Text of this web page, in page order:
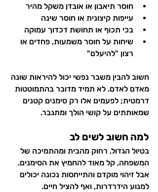
חוסר תיאבון או אובדן משקל מהיר
עייפות קיצונית או חוסר שינה
בכי תכוף או תחושת דכדוך עמוקה
שיחות על חוסר משמעות, פחדים או
רצון "להיעלם"
חשוב להבין משבר נפשי יכול להיראות שונה
מאדם לאדם. לא תמיד מדובר בהתמוטטות
דרמטית; לפעמים אלו רק סימנים קטנים
שמאותתים על קושי הולך ומתגבר.
למה חשוב לשים לב
בטיול הגדול, רחוק מהבית ומהתמיכה של
המשפחה, קל מאוד להחמיץ את הסימנים.
אבל זיהוי מוקדם והתייחסות נכונה יכולים
למנוע הידרדרות, ואף להציל חיים.